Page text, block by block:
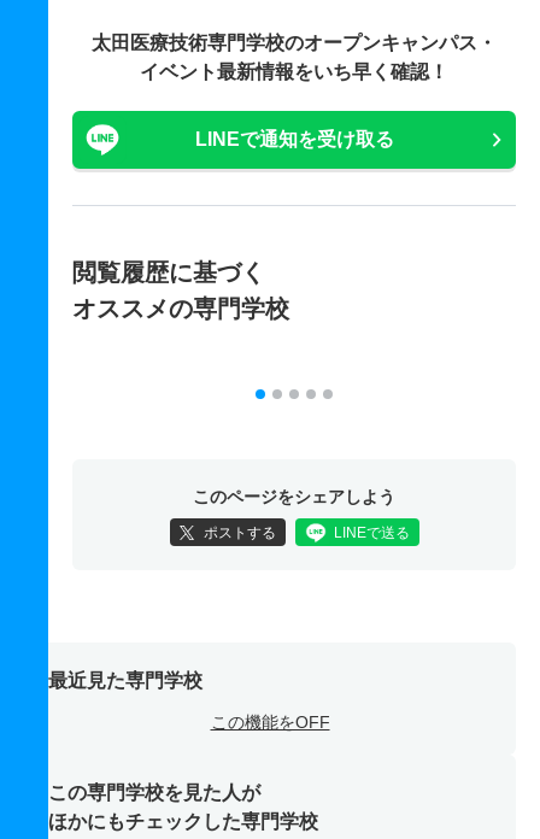
太田医療技術専門学校のオープンキャンパス・
イベント最新情報をいち早く確認！
LINEで通知を受け取る
閲覧履歴に基づく
オススメの専門学校
このページをシェアしよう
ポストする LINEで送る
最近見た専門学校
この機能をOFF
この専門学校を見た人が
ほかにもチェックした専門学校